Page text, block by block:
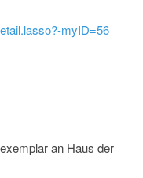
myID=56
an Haus der